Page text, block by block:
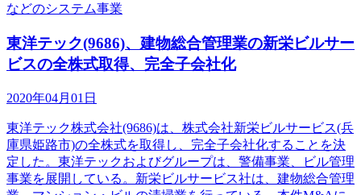
などのシステム事業
東洋テック(9686)、建物総合管理業の新栄ビルサー
ビスの全株式取得、完全子会社化
2020年04月01日
東洋テック株式会社(9686)は、株式会社新栄ビルサービス(兵
庫県姫路市)の全株式を取得し、完全子会社化することを決
定した。東洋テックおよびグループは、警備事業、ビル管理
事業を展開している。新栄ビルサービス社は、建物総合管理